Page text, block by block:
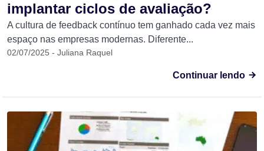
implantar ciclos de avaliação?
A cultura de feedback contínuo tem ganhado cada vez mais
espaço nas empresas modernas. Diferente...
02/07/2025 - Juliana Raquel
Continuar lendo